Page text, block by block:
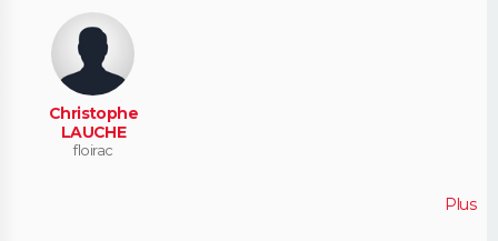
Christophe
LAUCHE
floirac
Plus